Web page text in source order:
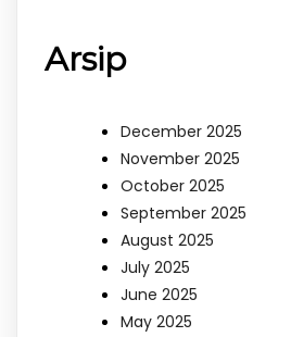
Arsip
December 2025
November 2025
October 2025
September 2025
August 2025
July 2025
June 2025
May 2025